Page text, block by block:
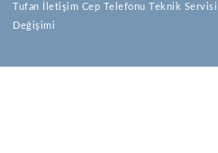
Tufan İletişim Cep Telefonu Teknik Servisi
Değişimi